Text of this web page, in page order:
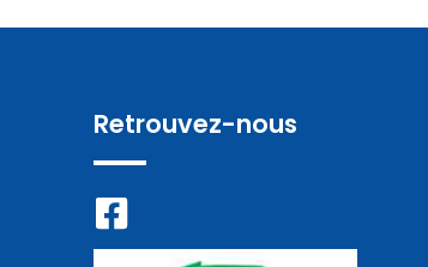
Retrouvez-nous